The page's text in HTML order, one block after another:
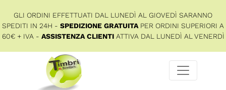
GLI ORDINI EFFETTUATI DAL LUNEDÌ AL GIOVEDÌ SARANNO
SPEDITI IN 24H - SPEDIZIONE GRATUITA PER ORDINI SUPERIORI A
60€ + IVA - ASSISTENZA CLIENTIATTIVA DAL LUNEDÌ AL VENERDÌ